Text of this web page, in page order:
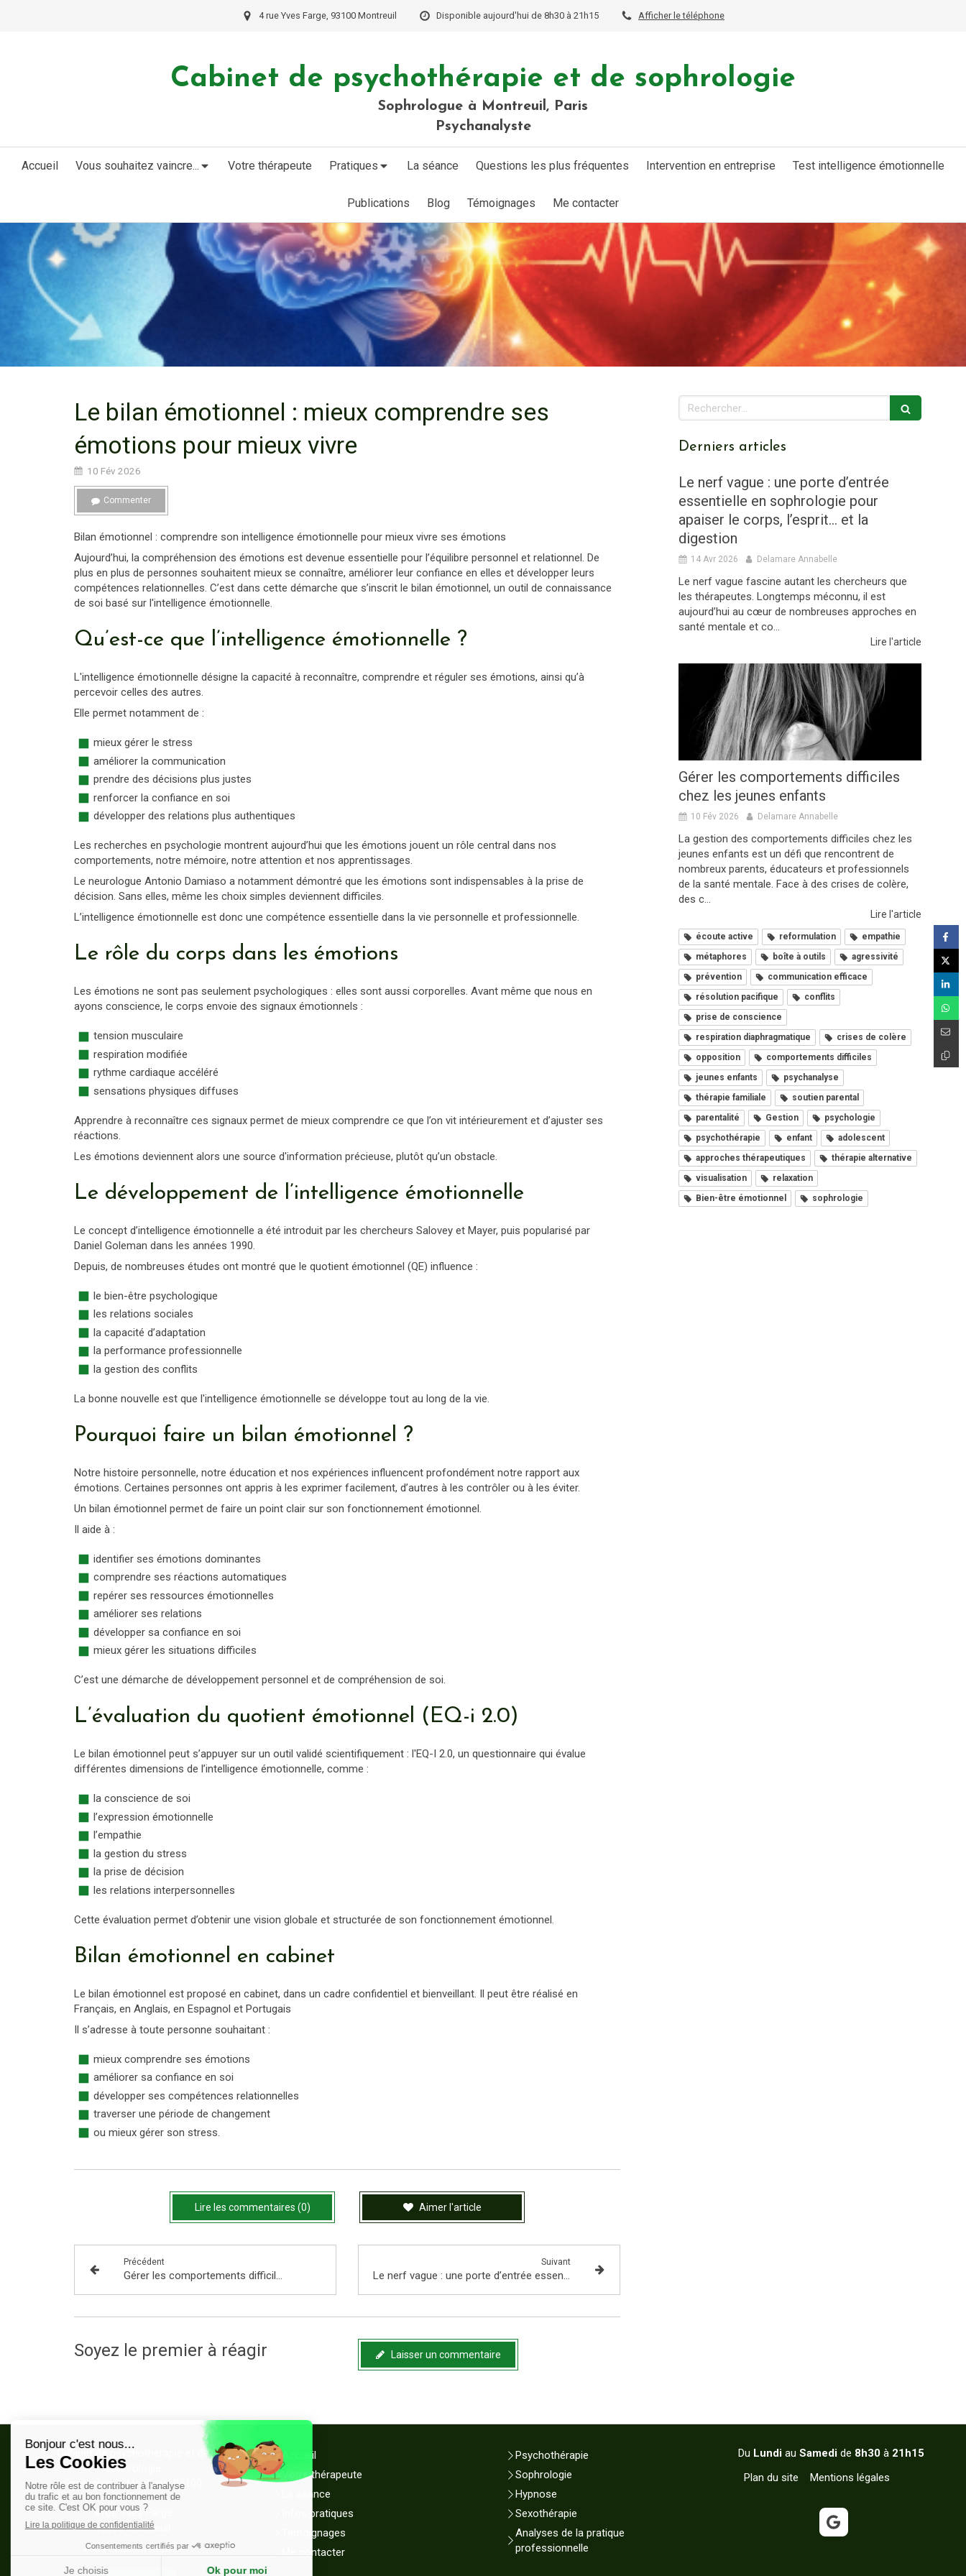
4 rue Yves Farge, 93100 Montreuil Disponible aujourd'hui de 8h30 à 21h15 Afficher le téléphone
Cabinet de psychothérapie et de sophrologie
Sophrologue à Montreuil, Paris
Psychanalyste
Accueil Vous souhaitez vaincre... Votre thérapeute Pratiques La séance Questions les plus fréquentes Intervention en entreprise Test intelligence émotionnelle
Publications Blog Témoignages Me contacter
Le bilan émotionnel : mieux comprendre ses
émotions pour mieux vivre
10 Fév 2026
Commenter
Bilan émotionnel : comprendre son intelligence émotionnelle pour mieux vivre ses émotions
Aujourd’hui, la compréhension des émotions est devenue essentielle pour l’équilibre personnel et relationnel. De
plus en plus de personnes souhaitent mieux se connaître, améliorer leur confiance en elles et développer leurs
compétences relationnelles. C’est dans cette démarche que s’inscrit le bilan émotionnel, un outil de connaissance
de soi basé sur l'intelligence émotionnelle.
Qu’est-ce que l’intelligence émotionnelle ?
L'intelligence émotionnelle désigne la capacité à reconnaître, comprendre et réguler ses émotions, ainsi qu’à
percevoir celles des autres.
Elle permet notamment de :
mieux gérer le stress
améliorer la communication
prendre des décisions plus justes
renforcer la confiance en soi
développer des relations plus authentiques
Les recherches en psychologie montrent aujourd’hui que les émotions jouent un rôle central dans nos
comportements, notre mémoire, notre attention et nos apprentissages.
Le neurologue Antonio Damiaso a notamment démontré que les émotions sont indispensables à la prise de
décision. Sans elles, même les choix simples deviennent difficiles.
L’intelligence émotionnelle est donc une compétence essentielle dans la vie personnelle et professionnelle.
Le rôle du corps dans les émotions
Les émotions ne sont pas seulement psychologiques : elles sont aussi corporelles. Avant même que nous en
ayons conscience, le corps envoie des signaux émotionnels :
tension musculaire
respiration modifiée
rythme cardiaque accéléré
sensations physiques diffuses
Apprendre à reconnaître ces signaux permet de mieux comprendre ce que l’on vit intérieurement et d’ajuster ses
réactions.
Les émotions deviennent alors une source d'information précieuse, plutôt qu’un obstacle.
Le développement de l’intelligence émotionnelle
Le concept d’intelligence émotionnelle a été introduit par les chercheurs Salovey et Mayer, puis popularisé par
Daniel Goleman dans les années 1990.
Depuis, de nombreuses études ont montré que le quotient émotionnel (QE) influence :
le bien-être psychologique
les relations sociales
la capacité d’adaptation
la performance professionnelle
la gestion des conflits
La bonne nouvelle est que l'intelligence émotionnelle se développe tout au long de la vie.
Pourquoi faire un bilan émotionnel ?
Notre histoire personnelle, notre éducation et nos expériences influencent profondément notre rapport aux
émotions. Certaines personnes ont appris à les exprimer facilement, d’autres à les contrôler ou à les éviter.
Un bilan émotionnel permet de faire un point clair sur son fonctionnement émotionnel.
Il aide à :
identifier ses émotions dominantes
comprendre ses réactions automatiques
repérer ses ressources émotionnelles
améliorer ses relations
développer sa confiance en soi
mieux gérer les situations difficiles
C’est une démarche de développement personnel et de compréhension de soi.
L’évaluation du quotient émotionnel (EQ-i 2.0)
Le bilan émotionnel peut s’appuyer sur un outil validé scientifiquement : l'EQ-I 2.0, un questionnaire qui évalue
différentes dimensions de l’intelligence émotionnelle, comme :
la conscience de soi
l’expression émotionnelle
l’empathie
la gestion du stress
la prise de décision
les relations interpersonnelles
Cette évaluation permet d’obtenir une vision globale et structurée de son fonctionnement émotionnel.
Bilan émotionnel en cabinet
Le bilan émotionnel est proposé en cabinet, dans un cadre confidentiel et bienveillant. Il peut être réalisé en
Français, en Anglais, en Espagnol et Portugais
Il s’adresse à toute personne souhaitant :
mieux comprendre ses émotions
améliorer sa confiance en soi
développer ses compétences relationnelles
traverser une période de changement
ou mieux gérer son stress.
Lire les commentaires (0) Aimer l'article
Précédent Suivant
Soyez le premier à réagir Laisser un commentaire
Rechercher
Derniers articles
Le nerf vague : une porte d’entrée
essentielle en sophrologie pour
apaiser le corps, l’esprit… et la
digestion
14 Avr 2026 Delamare Annabelle
Le nerf vague fascine autant les chercheurs que
les thérapeutes. Longtemps méconnu, il est
aujourd’hui au cœur de nombreuses approches en
santé mentale et co...
Lire l'article
Gérer les comportements difficiles
chez les jeunes enfants
10 Fév 2026 Delamare Annabelle
La gestion des comportements difficiles chez les
jeunes enfants est un défi que rencontrent de
nombreux parents, éducateurs et professionnels
de la santé mentale. Face à des crises de colère,
des c...
Lire l'article
écoute active reformulation
empathie
métaphores
boîte à outils
agressivité
prévention
communication efficace
résolution pacifique
conflits
prise de conscience
respiration diaphragmatique
crises de colère
opposition
comportements difficiles
jeunes enfants
psychanalyse
thérapie familiale
soutien parental
parentalité
Gestion
psychologie
psychothérapie
enfant
adolescent
approches thérapeutiques
thérapie alternative
visualisation
relaxation
Bien-être émotionnel
sophrologie
Cabinet de psychothérapie et de
sophrologie
Sophrologue Montreuil 93100
4 rue Yves Farge
93100 Montreuil
Afficher le téléphone
Accueil
Votre thérapeute
La séance
Infos pratiques
Témoignages
Me contacter
Psychothérapie
Sophrologie
Hypnose
Sexothérapie
Analyses de la pratique
professionnelle
Du Lundi au Samedi de 8h30 à 21h15
Plan du site
Mentions légales